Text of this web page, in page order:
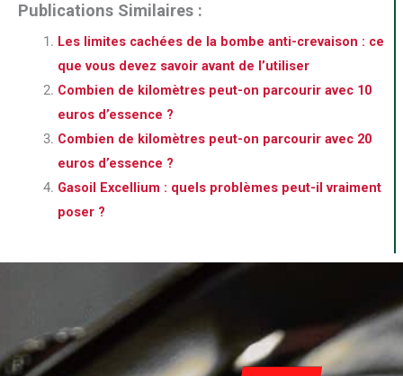
Publications Similaires :
Les limites cachées de la bombe anti-crevaison : ce
que vous devez savoir avant de l’utiliser
Combien de kilomètres peut-on parcourir avec 10
euros d’essence ?
Combien de kilomètres peut-on parcourir avec 20
euros d’essence ?
Gasoil Excellium : quels problèmes peut-il vraiment
poser ?